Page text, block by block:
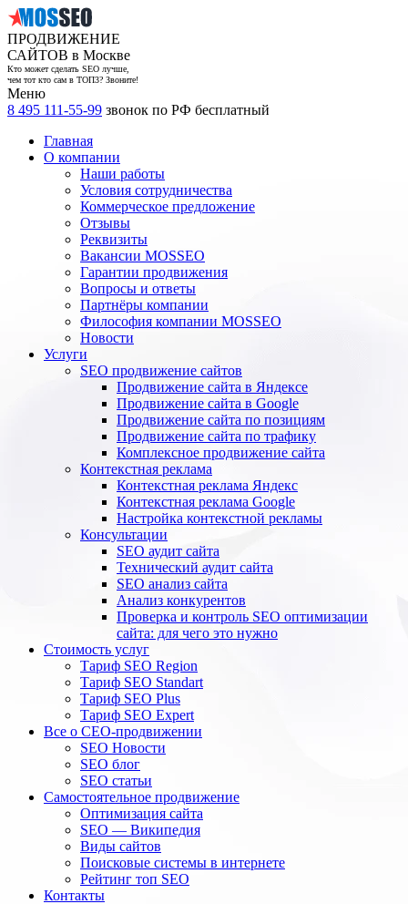
ПРОДВИЖЕНИЕ
САЙТОВ в Москве
Кто может сделать SEO лучше,
чем тот кто сам в ТОП3? Звоните!
Меню
8 495 111-55-99 звонок по РФ бесплатный
Главная
О компании
Наши работы
Условия сотрудничества
Коммерческое предложение
Отзывы
Реквизиты
Вакансии MOSSEO
Гарантии продвижения
Вопросы и ответы
Партнёры компании
Философия компании MOSSEO
Новости
Услуги
SEO продвижение сайтов
Продвижение сайта в Яндексе
Продвижение сайта в Google
Продвижение сайта по позициям
Продвижение сайта по трафику
Комплексное продвижение сайта
Контекстная реклама
Контекстная реклама Яндекс
Контекстная реклама Google
Настройка контекстной рекламы
Консультации
SEO аудит сайта
Технический аудит сайта
SEO анализ сайта
Анализ конкурентов
Проверка и контроль SEO оптимизации
сайта: для чего это нужно
Стоимость услуг
Тариф SEO Region
Тариф SEO Standart
Тариф SEO Plus
Тариф SEO Expert
Все о СЕО-продвижении
SEO Новости
SEO блог
SEO статьи
Самостоятельное продвижение
Оптимизация сайта
SEO — Википедия
Виды сайтов
Поисковые системы в интернете
Рейтинг топ SEO
Контакты